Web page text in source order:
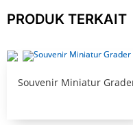
PRODUK TERKAIT
Souvenir Miniatur